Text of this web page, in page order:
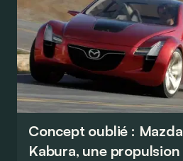
Concept oublié : Mazda
Kabura, une propulsion